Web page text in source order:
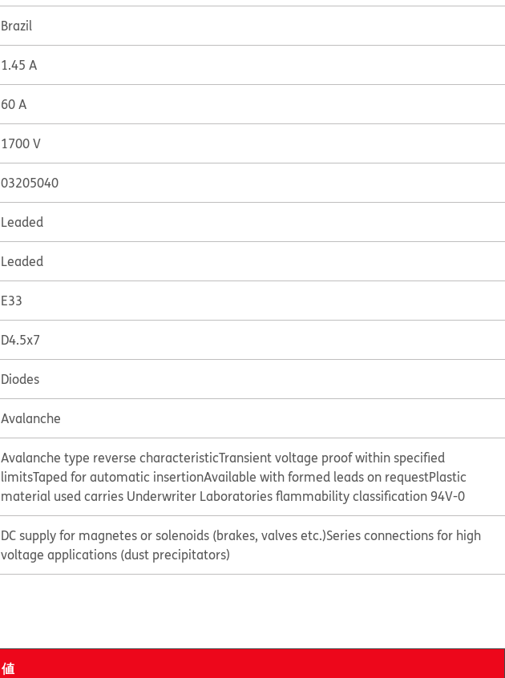
Brazil
1.45 A
60 A
1700 V
03205040
Leaded
Leaded
E33
D4.5x7
Diodes
Avalanche
Avalanche type reverse characteristicTransient voltage proof within specified
limitsTaped for automatic insertionAvailable with formed leads on requestPlastic
material used carries Underwriter Laboratories flammability classification 94V-0
DC supply for magnetes or solenoids (brakes, valves etc.)Series connections for high
voltage applications (dust precipitators)
値